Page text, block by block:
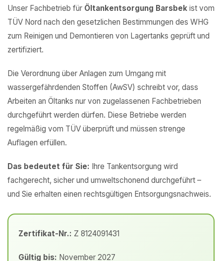
Unser Fachbetrieb für Öltankentsorgung Barsbek ist vom
TÜV Nord nach den gesetzlichen Bestimmungen des WHG
zum Reinigen und Demontieren von Lagertanks geprüft und
zertifiziert.
Die Verordnung über Anlagen zum Umgang mit
wassergefährdenden Stoffen (AwSV) schreibt vor, dass
Arbeiten an Öltanks nur von zugelassenen Fachbetrieben
durchgeführt werden dürfen. Diese Betriebe werden
regelmäßig vom TÜV überprüft und müssen strenge
Auflagen erfüllen.
Das bedeutet für Sie: Ihre Tankentsorgung wird
fachgerecht, sicher und umweltschonend durchgeführt –
und Sie erhalten einen rechtsgültigen Entsorgungsnachweis.
Zertifikat-Nr.: Z 8124091431
Gültig bis: November 2027